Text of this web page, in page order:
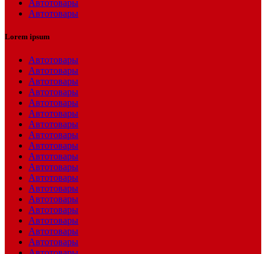
Автотовары
Автотовары
Lorem ipsum
Автотовары
Автотовары
Автотовары
Автотовары
Автотовары
Автотовары
Автотовары
Автотовары
Автотовары
Автотовары
Автотовары
Автотовары
Автотовары
Автотовары
Автотовары
Автотовары
Автотовары
Автотовары